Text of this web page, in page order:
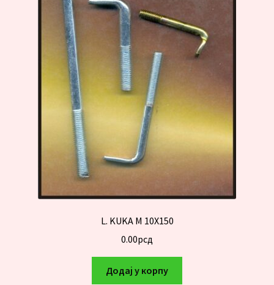
L. KUKA M 10X150
0.00рсд
Додај у корпу